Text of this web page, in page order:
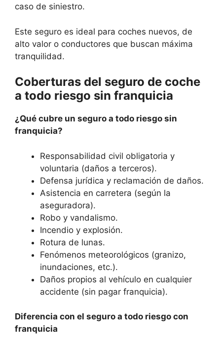
caso de siniestro.
Este seguro es ideal para coches nuevos, de
alto valor o conductores que buscan máxima
tranquilidad.
Coberturas del seguro de coche
a todo riesgo sin franquicia
¿Qué cubre un seguro a todo riesgo sin
franquicia?
Responsabilidad civil obligatoria y
voluntaria (daños a terceros).
Defensa jurídica y reclamación de daños.
Asistencia en carretera (según la
aseguradora).
Robo y vandalismo.
Incendio y explosión.
Rotura de lunas.
Fenómenos meteorológicos (granizo,
inundaciones, etc.).
Daños propios al vehículo en cualquier
accidente (sin pagar franquicia).
Diferencia con el seguro a todo riesgo con
franquicia